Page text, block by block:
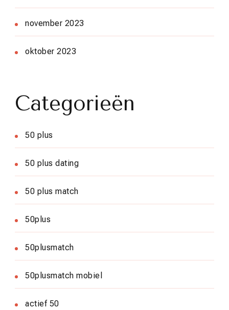
november 2023
oktober 2023
Categorieën
50 plus
50 plus dating
50 plus match
50plus
50plusmatch
50plusmatch mobiel
actief 50